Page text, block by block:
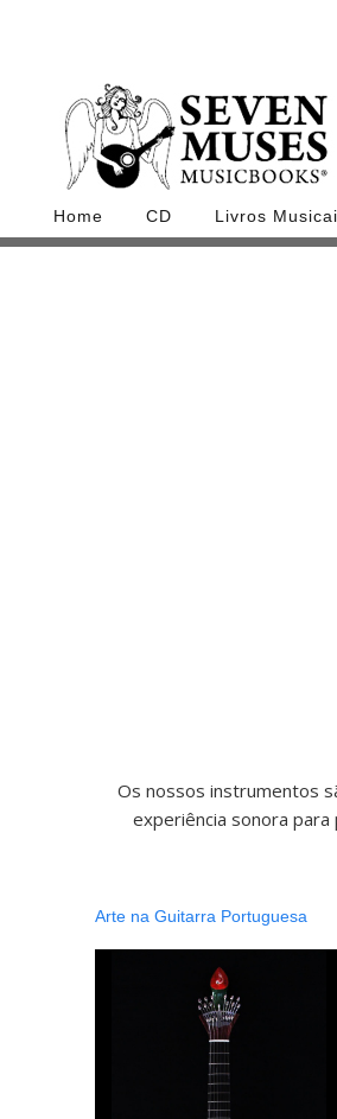
Home CD Livros
Os nossos instrumentos
experiência sonora
Arte na Guitarra Portuguesa